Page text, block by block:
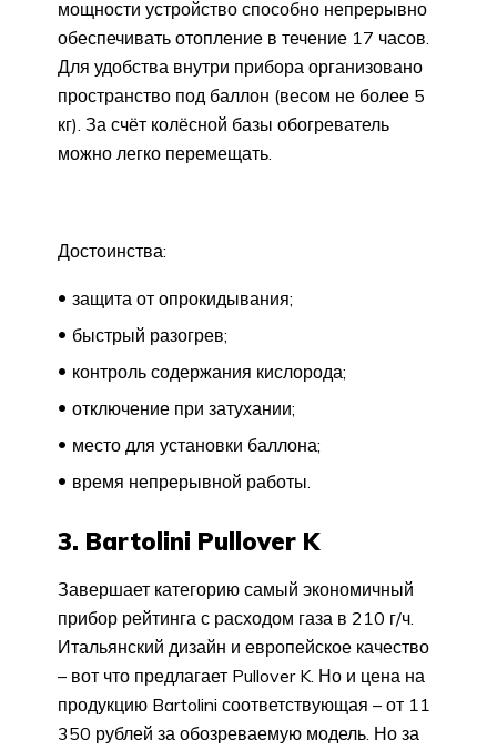
мощности устройство способно непрерывно
обеспечивать отопление в течение 17 часов.
Для удобства внутри прибора организовано
пространство под баллон (весом не более 5
кг). За счёт колёсной базы обогреватель
можно легко перемещать.
Достоинства:
защита от опрокидывания;
быстрый разогрев;
контроль содержания кислорода;
отключение при затухании;
место для установки баллона;
время непрерывной работы.
3. Bartolini Pullover K
Завершает категорию самый экономичный
прибор рейтинга с расходом газа в 210 г/ч.
Итальянский дизайн и европейское качество
– вот что предлагает Pullover K. Но и цена на
продукцию Bartolini соответствующая – от 11
350 рублей за обозреваемую модель. Но за